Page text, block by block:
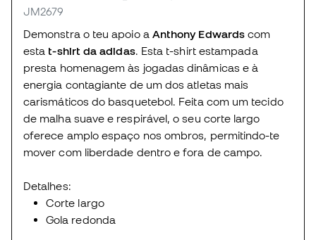
JM2679
Demonstra o teu apoio a Anthony Edwardscom
esta t-shirt da adidas. Esta t-shirt estampada
presta homenagem às jogadas dinâmicas e à
energia contagiante de um dos atletas mais
carismáticos do basquetebol. Feita com um tecido
de malha suave e respirável, o seu corte largo
oferece amplo espaço nos ombros, permitindo-te
mover com liberdade dentro e fora de campo.
Detalhes:
Corte largo
Gola redonda